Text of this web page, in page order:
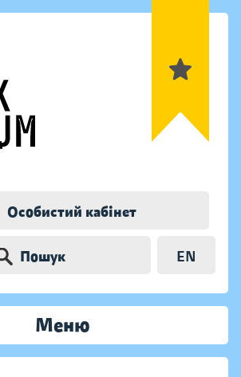
Особистий кабінет
Пошук EN
Меню